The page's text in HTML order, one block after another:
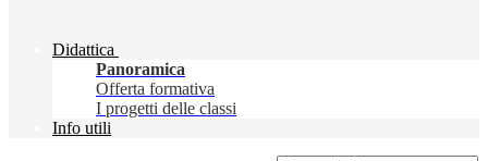
Didattica
Panoramica
Offerta formativa
I progetti delle classi
Info utili